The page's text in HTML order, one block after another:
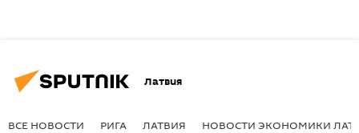
Латвия
ВСЕ НОВОСТИ РИГА ЛАТВИЯ НОВОСТИ ЭКОНОМИКИ